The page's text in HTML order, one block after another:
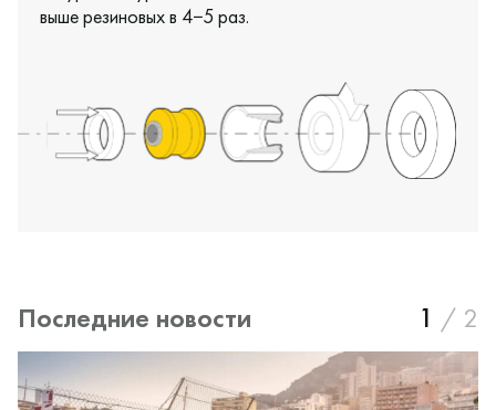
выше резиновых в 4−5 раз.
Последние новости 1 / 2